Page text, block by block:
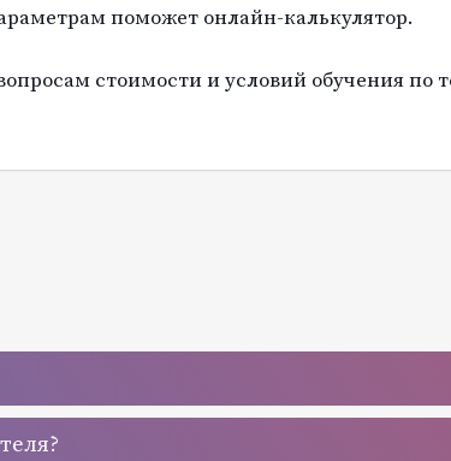
поможет онлайн-калькулятор.
стоимости и условий обучения по